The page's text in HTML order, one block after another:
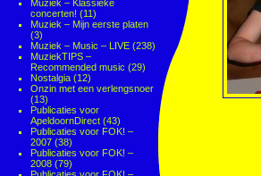
Muziek – Klassieke
concerten! (11)
Muziek – Mijn eerste platen
(3)
Muziek – Music – LIVE (238)
MuziekTIPS –
Recommended music (29)
Nostalgia (12)
Onzin met een verlengsnoer
(13)
Publicaties voor
ApeldoornDirect (43)
Publicaties voor FOK! –
2007 (38)
Publicaties voor FOK! –
2008 (79)